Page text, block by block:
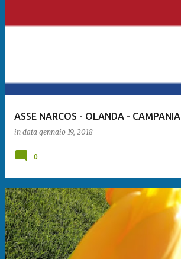
ASSE NARCOS - OLANDA - CAMPANIA
in data gennaio 19, 2018
0